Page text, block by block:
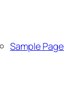
Sample Page